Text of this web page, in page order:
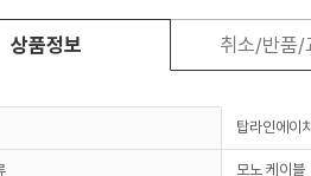
상품정보 취소/반품/
탑라인에이
모노 케이블